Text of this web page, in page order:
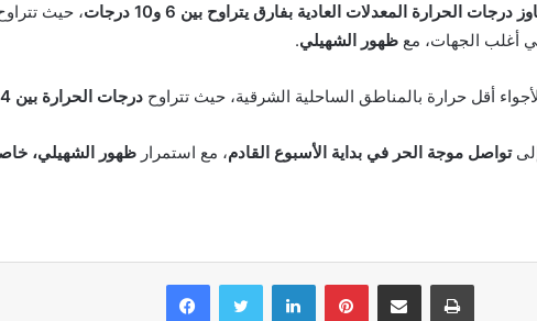
درجات الحرارة المعدلات العادية بفارق يتراوح بين 6 و10 درجات ، حيث
أغلب الجهات، مع ظهور الشهيلي.
أقل حرارة بالمناطق الساحلية الشرقية، حيث تتراوح درجات الحرارة بين 34 و39 درجة
تواصل موجة الحر في بداية الأسبوع القادم، مع استمرار ظهور الشهيلي،
Facebook Twitter Linkedin Pinterest Partager par email Imprimer